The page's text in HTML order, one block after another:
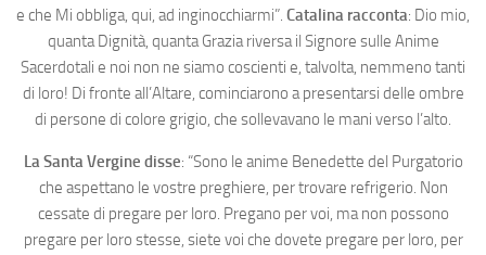
e che Mi obbliga, qui, ad inginocchiarmi”. Catalina racconta: Dio mio,
quanta Dignità, quanta Grazia riversa il Signore sulle Anime
Sacerdotali e noi non ne siamo coscienti e, talvolta, nemmeno tanti
di loro! Di fronte all’Altare, cominciarono a presentarsi delle ombre
di persone di colore grigio, che sollevavano le mani verso l’alto.
La Santa Vergine disse: “Sono le anime Benedette del Purgatorio
che aspettano le vostre preghiere, per trovare refrigerio. Non
cessate di pregare per loro. Pregano per voi, ma non possono
pregare per loro stesse, siete voi che dovete pregare per loro, per